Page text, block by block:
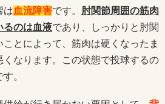
は血流障害です。 肘関節周囲の筋肉
るのは血液であり、しっかりと肘関
とによって、筋肉は硬くなったま
くなります。この状態で投球するの
。